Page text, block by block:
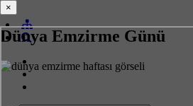
Dünya Emzirme Günü
×